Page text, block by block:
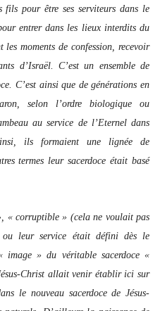
pour être ses serviteurs dans le
entrer dans les lieux interdits du
les moments de confession, recevoir
d’Israël. C’est un ensemble de
C’est ainsi que de générations en
selon l’ordre biologique ou
au service de l’Eternel dans
ils formaient une lignée de
termes leur sacerdoce était basé
« corruptible » (cela ne voulait pas
leur service était défini dès le
image » du véritable sacerdoce «
Christ allait venir établir ici sur
le nouveau sacerdoce de Jésus-